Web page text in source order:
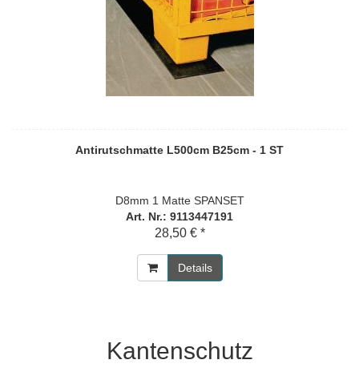
Antirutschmatte L500cm B25cm - 1 ST
D8mm 1 Matte SPANSET
Art. Nr.: 9113447191
28,50 € *
Details
Kantenschutz